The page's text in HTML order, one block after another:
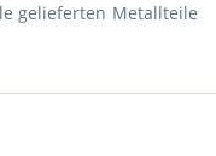
gelieferten Metallteile